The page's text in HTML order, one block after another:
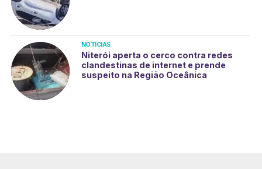
NOTÍCIAS
Niterói aperta o cerco contra redes
clandestinas de internet e prende
suspeito na Região Oceânica